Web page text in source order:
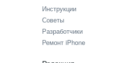
Инструкции
Советы
Разработчики
Ремонт iPhone